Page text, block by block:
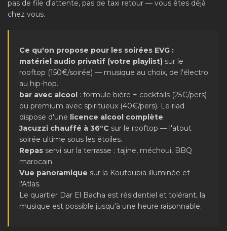
pas de file d'attente, pas de taxi retour — vous êtes déjà
chez vous.
Ce qu'on propose pour les soirées EVG :
matériel audio privatif (votre playlist) sur le
rooftop (150€/soirée) — musique au choix, de l'électro
au hip-hop.
bar avec alcool : formule bière + cocktails (25€/pers)
ou premium avec spiritueux (40€/pers). Le riad
dispose d'une licence alcool complète.
Jacuzzi chauffé à 36°C sur le rooftop — l'atout
soirée ultime sous les étoiles.
Repas servi sur la terrasse : tajine, méchoui, BBQ
marocain.
Vue panoramique sur la Koutoubia illuminée et
l'Atlas.
Le quartier Dar El Bacha est résidentiel et tolérant, la
musique est possible jusqu'à une heure raisonnable.